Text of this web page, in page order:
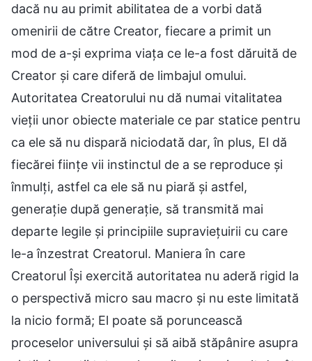
dacă nu au primit abilitatea de a vorbi dată
omenirii de către Creator, fiecare a primit un
mod de a-și exprima viața ce le-a fost dăruită de
Creator și care diferă de limbajul omului.
Autoritatea Creatorului nu dă numai vitalitatea
vieții unor obiecte materiale ce par statice pentru
ca ele să nu dispară niciodată dar, în plus, El dă
fiecărei ființe vii instinctul de a se reproduce și
înmulți, astfel ca ele să nu piară și astfel,
generație după generație, să transmită mai
departe legile și principiile supraviețuirii cu care
le-a înzestrat Creatorul. Maniera în care
Creatorul Își exercită autoritatea nu aderă rigid la
o perspectivă micro sau macro și nu este limitată
la nicio formă; El poate să poruncească
proceselor universului și să aibă stăpânire asupra